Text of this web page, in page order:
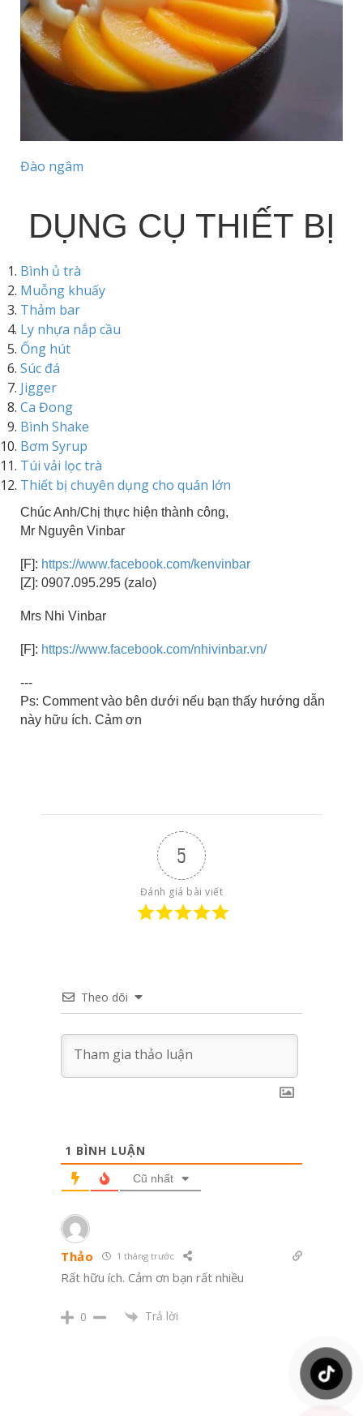
Đào ngâm
DỤNG CỤ THIẾT BỊ
Bình ủ trà
Muỗng khuấy
Thảm bar
Ly nhựa nắp cầu
Ống hút
Súc đá
Jigger
Ca Đong
Bình Shake
Bơm Syrup
Túi vải lọc trà
Thiết bị chuyên dụng cho quán lớn
Chúc Anh/Chị thực hiện thành công,
Mr Nguyên Vinbar
[F]: https://www.facebook.com/kenvinbar
[Z]: 0907.095.295 (zalo)
Mrs Nhi Vinbar
[F]: https://www.facebook.com/nhivinbar.vn/
---
Ps: Comment vào bên dưới nếu bạn thấy hướng dẫn
này hữu ích. Cảm ơn
5
Đánh giá bài viết
Theo dõi
1 BÌNH LUẬN
Cũ nhất
Thảo 1 tháng trước
Rất hữu ích. Cảm ơn bạn rất nhiều
0 Trả lời